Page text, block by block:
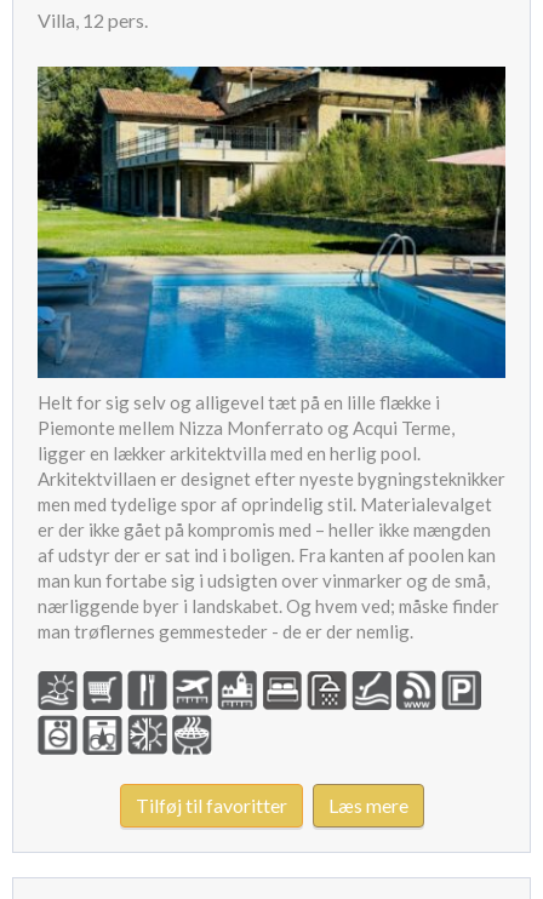
Villa, 12 pers.
Helt for sig selv og alligevel tæt på en lille flække i
Piemonte mellem Nizza Monferrato og Acqui Terme,
ligger en lækker arkitektvilla med en herlig pool.
Arkitektvillaen er designet efter nyeste bygningsteknikker
men med tydelige spor af oprindelig stil. Materialevalget
er der ikke gået på kompromis med – heller ikke mængden
af udstyr der er sat ind i boligen. Fra kanten af poolen kan
man kun fortabe sig i udsigten over vinmarker og de små,
nærliggende byer i landskabet. Og hvem ved; måske finder
man trøflernes gemmesteder - de er der nemlig.
Tilføj til favoritter Læs mere